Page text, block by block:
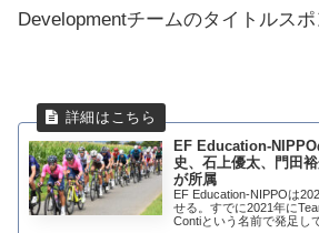
Developmentチームのタイトルスポ
EF Education-
史、石上優太、門田
が所属
EF Education-NIPPOは
せる。すでに2021年に
Contiという名前で発足し